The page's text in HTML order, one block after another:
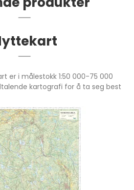
er i målestokk 1:50 000-75 000
kartografi for å ta seg best